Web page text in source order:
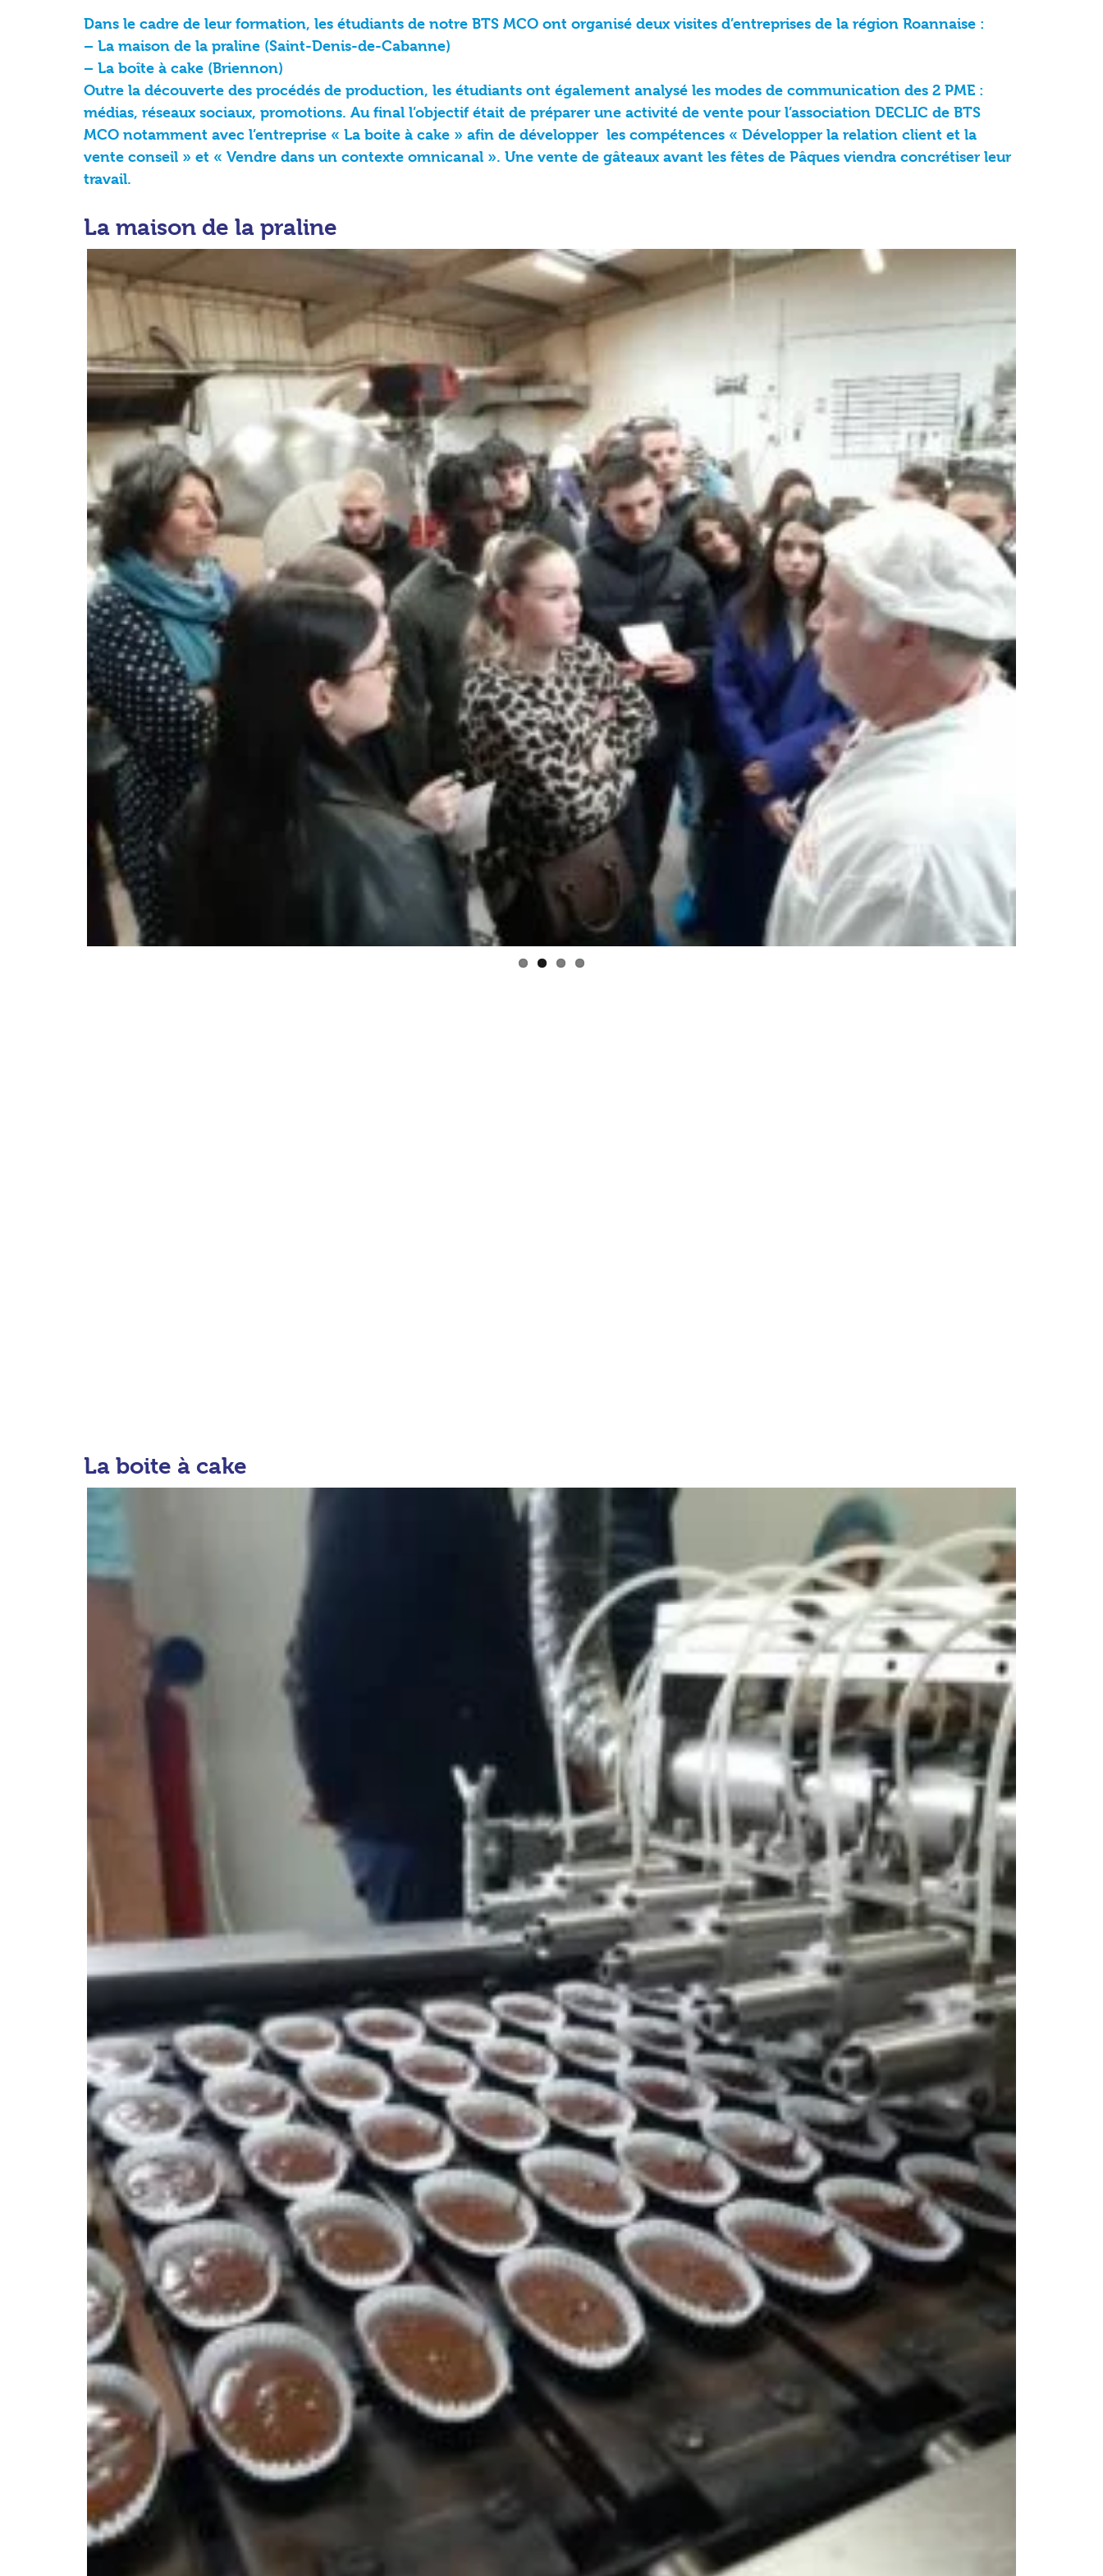
Dans le cadre de leur formation, les étudiants de notre BTS MCO ont organisé deux visites d’entreprises de la région Roannaise :
– La maison de la praline (Saint-Denis-de-Cabanne)
– La boîte à cake (Briennon)
Outre la découverte des procédés de production, les étudiants ont également analysé les modes de communication des 2 PME :
médias, réseaux sociaux, promotions. Au final l’objectif était de préparer une activité de vente pour l’association DECLIC de BTS
MCO notamment avec l’entreprise « La boite à cake » afin de développer les compétences « Développer la relation client et la
vente conseil » et « Vendre dans un contexte omnicanal ». Une vente de gâteaux avant les fêtes de Pâques viendra concrétiser leur
travail.
La maison de la praline